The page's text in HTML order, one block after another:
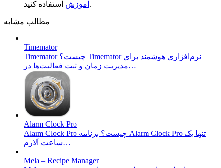
آموزش استفاده کنید.
مطالب مشابه
Timemator
Timemator چیست؟ Timemator نرم‌افزاری هوشمند برای
مدیریت زمان و ثبت فعالیت‌ها در…
Alarm Clock Pro
Alarm Clock Pro چیست؟ برنامه Alarm Clock Pro تنها یک
ساعت آلارم…
Mela – Recipe Manager